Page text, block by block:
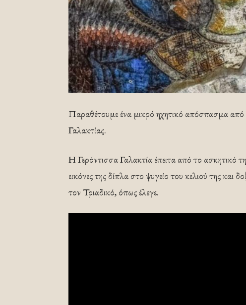
Παραθέτουμε ένα μικρό ηχητικό απόσπασμα από
Γαλακτίας.
Η Γερόντισσα Γαλακτία έπειτα από το ασκητικό
εικόνες της δίπλα στο ψυγείο του κελιού της
τον Τριαδικό, όπως έλεγε.